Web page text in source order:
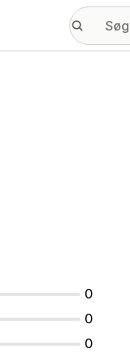
0
0
0